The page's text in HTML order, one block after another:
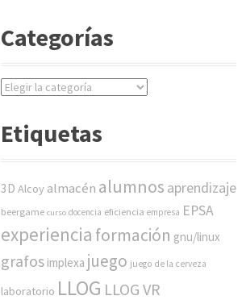
Categorías
C
e
r
s
Etiquetas
3D Alcoy almacén alumnos aprendizaje
beergame curso docencia eficiencia empresa EPSA
experiencia formación gnu/linux
grafos implexa juego juego de la cerveza
laboratorio LLOG LLOG VR